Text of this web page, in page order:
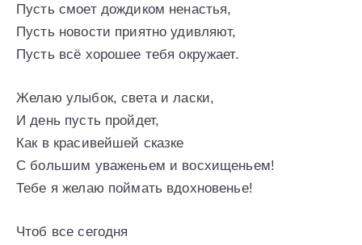
Пусть смоет дождиком ненастья,
Пусть новости приятно удивляют,
Пусть всё хорошее тебя окружает.
Желаю улыбок, света и ласки,
И день пусть пройдет,
Как в красивейшей сказке
С большим уваженьем и восхищеньем!
Тебе я желаю поймать вдохновенье!
Чтоб все сегодня